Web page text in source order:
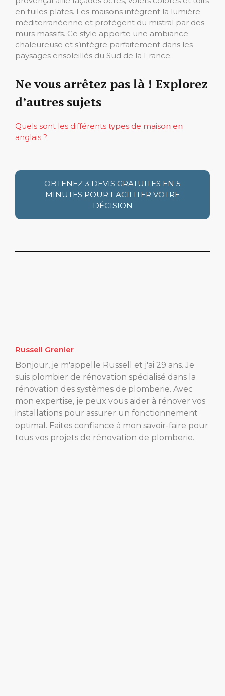
en tuiles plates. Les maisons intègrent la lumière
méditerranéenne et protègent du mistral par des
murs massifs. Ce style apporte une ambiance
chaleureuse et s’intègre parfaitement dans les
paysages ensoleillés du Sud de la France.
Ne vous arrêtez pas là ! Explorez
d’autres sujets
Quels sont les différents types de maison en
anglais ?
OBTENEZ 3 DEVIS GRATUITES EN 5
MINUTES POUR FACILITER VOTRE
DÉCISION
Russell Grenier
Bonjour, je m'appelle Russell et j'ai 29 ans. Je
suis plombier de rénovation spécialisé dans la
rénovation des systèmes de plomberie. Avec
mon expertise, je peux vous aider à rénover vos
installations pour assurer un fonctionnement
optimal. Faites confiance à mon savoir-faire pour
tous vos projets de rénovation de plomberie.